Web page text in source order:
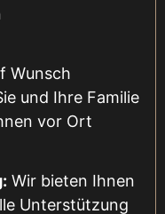
Wunsch
und Ihre Familie
vor Ort
Wir bieten Ihnen
Unterstützung